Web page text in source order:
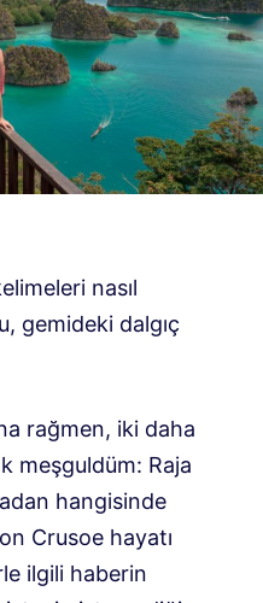
nasıl
gemideki dalgıç
rağmen, iki daha
meşguldüm: Raja
hangisinde
Crusoe hayatı
ilgili haberin